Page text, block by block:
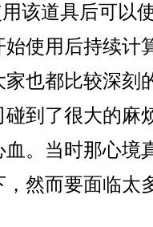
该道具后可以
使用后持续计
也都比较深刻
到了很大的麻
。当时那心境
然而要面临太